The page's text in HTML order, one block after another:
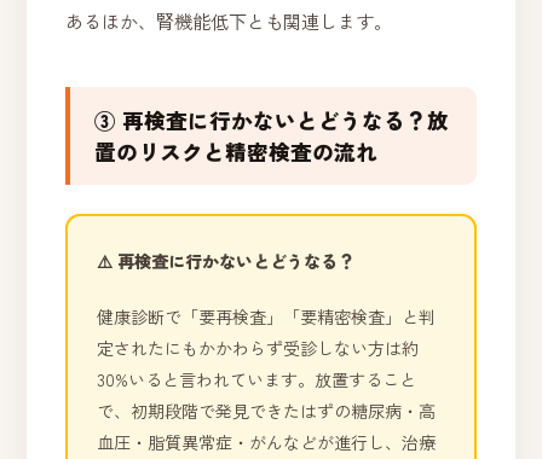
あるほか、腎機能低下とも関連します。
③ 再検査に行かないとどうなる？放
置のリスクと精密検査の流れ
⚠️ 再検査に行かないとどうなる？
健康診断で「要再検査」「要精密検査」と判
定されたにもかかわらず受診しない方は約
30%いると言われています。放置すること
で、初期段階で発見できたはずの糖尿病・高
血圧・脂質異常症・がんなどが進行し、治療